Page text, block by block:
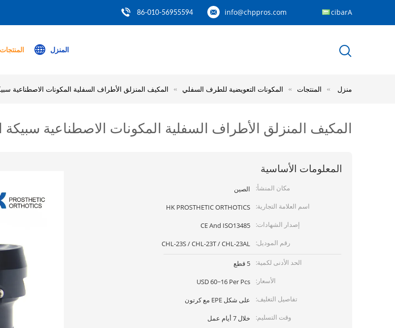
info@chppros.com
86-010-56955594 Arabic
المنزل المنتجات
منزل المنتجات المكونات التعويضية للطرف السفلي المكيف المنزلق الأطراف السفلية المكونات الاصطناعية
المكيف المنزلق الأطراف السفلية المكونات الاصطناعية سبيكة
المعلومات الأساسية
مكان المنشأ:
الصين
اسم العلامة التجارية:
HK PROSTHETIC ORTHOTICS
إصدار الشهادات:
CE And ISO13485
رقم الموديل:
CHL-23S / CHL-23T / CHL-23AL
الحد الأدنى لكمية:
5 قطع
الأسعار:
USD 60~16 Per Pcs
تفاصيل التغليف:
على شكل EPE مع كرتون
وقت التسليم:
خلال 7 أيام عمل